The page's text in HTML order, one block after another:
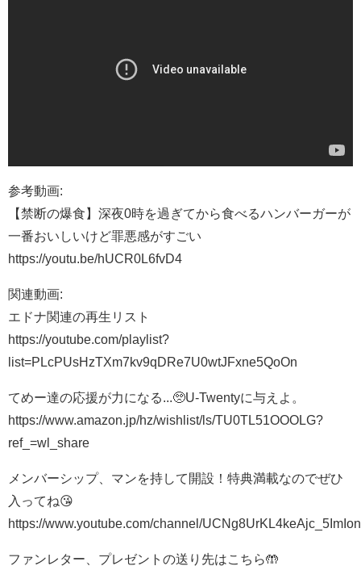
参考動画:
【禁断の爆食】深夜0時を過ぎてから食べるハンバーガーが
一番おいしいけど罪悪感がすごい
https://youtu.be/hUCR0L6fvD4
関連動画:
エドナ関連の再生リスト
https://youtube.com/playlist?
list=PLcPUsHzTXm7kv9qDRe7U0wtJFxne5QoOn
てめー達の応援が力になる...🥺U-Twentyに与えよ。
https://www.amazon.jp/hz/wishlist/ls/TU0TL51OOOLG?
ref_=wl_share
メンバーシップ、マンを持して開設！特典満載なのでぜひ
入ってね😘
https://www.youtube.com/channel/
ファンレター、プレゼントの送り先はこちら🤲